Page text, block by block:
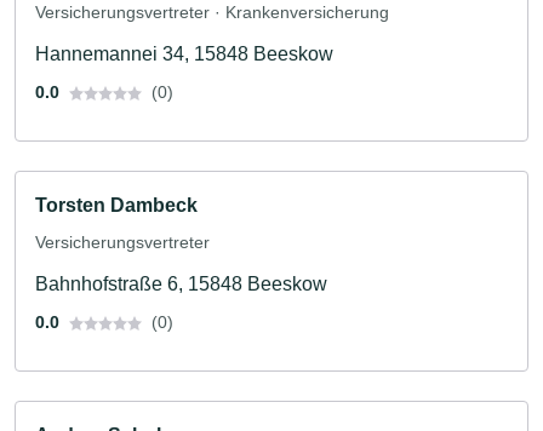
Versicherungsvertreter · Krankenversicherung
Hannemannei 34, 15848 Beeskow
0.0 (0)
Torsten Dambeck
Versicherungsvertreter
Bahnhofstraße 6, 15848 Beeskow
0.0 (0)